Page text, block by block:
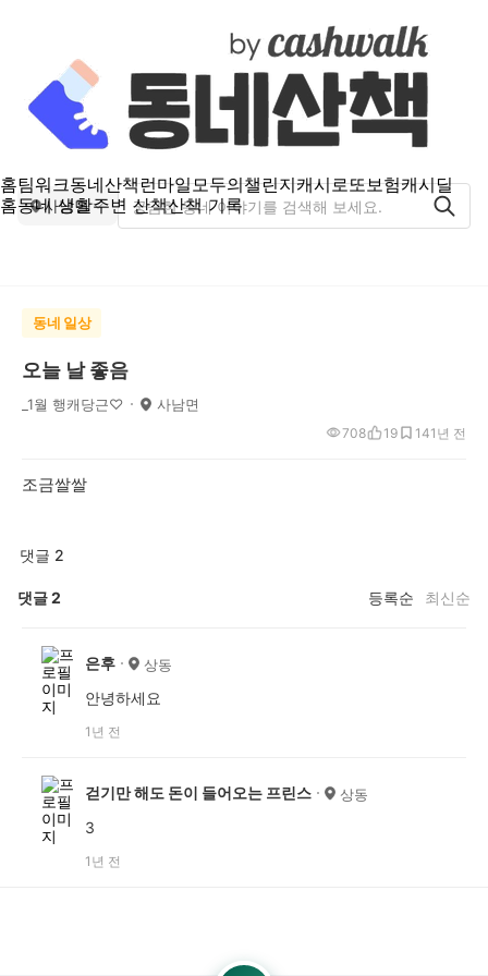
홈팀워크동네산책런마일모두의챌린지캐시로또보험캐시딜
홈동네 생활주변 산책산책 기록
사남면
동네 일상
오늘 날 좋음
_1월 행캐당근♡ 사남면
1년 전
708 19 14
조금쌀쌀
댓글 2
댓글2 등록순 최신순
은후 상동
안녕하세요
1년 전
걷기만 해도 돈이 들어오는 프린스 상동
3
1년 전